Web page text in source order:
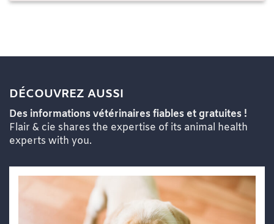
DÉCOUVREZ AUSSI
Des informations vétérinaires fiables et gratuites !
Flair & cie shares the expertise of its animal health
experts with you.